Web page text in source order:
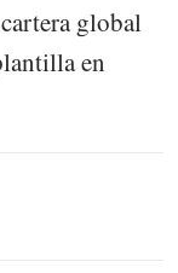
global
en